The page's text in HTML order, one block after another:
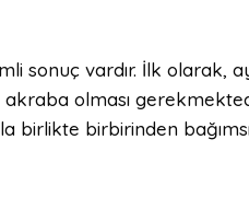
sonuç vardır. İlk olarak,
olması
birlikte birbirinden